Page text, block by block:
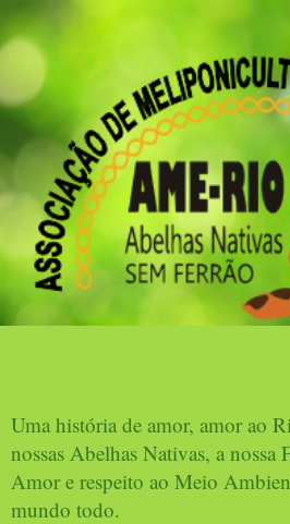
Uma história de amor, amor ao
nossas Abelhas Nativas, a nossa
Amor e respeito ao Meio
mundo todo.